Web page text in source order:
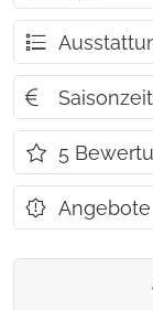
5
Angebote